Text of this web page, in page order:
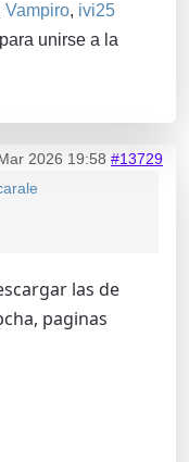
Vampiro, ivi25
para unirse a la
2026 19:58 #13729
las de
paginas